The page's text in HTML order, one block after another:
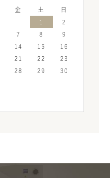
金 土
日
1
2
7 8
9
14 15
16
21 22
23
28 29
30